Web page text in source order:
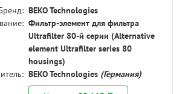
BEKO Technologies
Фильтр-элемент для фильтра
Ultrafilter 80-й серии (Alternative
element Ultrafilter series 80
housings)
BEKO Technologies (Германия)